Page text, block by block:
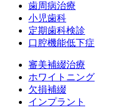
歯周病治療
小児歯科
定期歯科検診
口腔機能低下症
審美補綴治療
ホワイトニング
欠損補綴
インプラント